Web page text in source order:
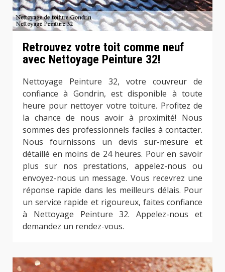
Retrouvez votre toit comme neuf
avec Nettoyage Peinture 32!
Nettoyage Peinture 32, votre couvreur de
confiance à Gondrin, est disponible à toute
heure pour nettoyer votre toiture. Profitez de
la chance de nous avoir à proximité! Nous
sommes des professionnels faciles à contacter.
Nous fournissons un devis sur-mesure et
détaillé en moins de 24 heures. Pour en savoir
plus sur nos prestations, appelez-nous ou
envoyez-nous un message. Vous recevrez une
réponse rapide dans les meilleurs délais. Pour
un service rapide et rigoureux, faites confiance
à Nettoyage Peinture 32. Appelez-nous et
demandez un rendez-vous.